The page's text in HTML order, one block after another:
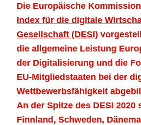
Die Europäische
Index für die digitale
Gesellschaft (DESI)
die allgemeine Leistung
der Digitalisierung und die
EU-Mitgliedstaaten bei der
Wettbewerbsfähigkeit
An der Spitze des DESI 2020
Finnland, Schweden,